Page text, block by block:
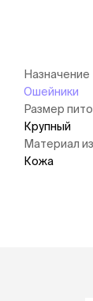
Назначение
Ошейники
Размер
Крупный
Материал
Кожа